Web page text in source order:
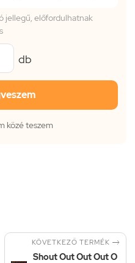
jellegű, előfordulhatnak
db
közé teszem
KÖVETKEZŐ TERMÉK 
Shout Out Out Out O